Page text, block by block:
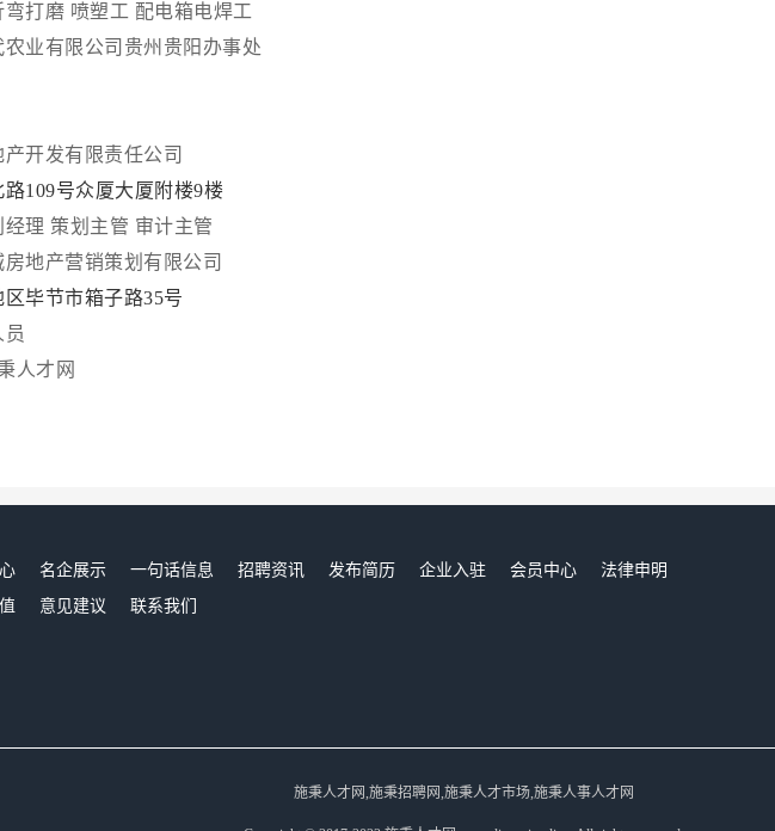
弯打磨 喷塑工 配电箱电焊工
农业有限公司贵州贵阳办事处
开发有限责任公司
109号众厦大厦附楼9楼
经理 策划主管 审计主管
地产营销策划有限公司
毕节市箱子路35号
员
人才网
名企展示 一句话信息 招聘资讯 发布简历 企业入驻 会员中心
法律申明
意见建议 联系我们
施秉人才网,施秉招聘网,施秉人才市场,施秉人事人才网